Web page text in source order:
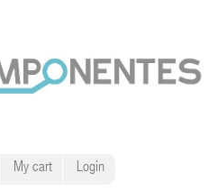
My cart Login